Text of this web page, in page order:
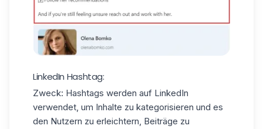
LinkedIn Hashtag:
Zweck: Hashtags werden auf LinkedIn
verwendet, um Inhalte zu kategorisieren und es
den Nutzern zu erleichtern, Beiträge zu